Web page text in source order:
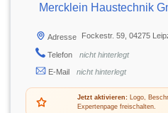
Mercklein Haustechnik
Adresse Fockestr. 59, 04275
Telefon
nicht hinterlegt
E-Mail
nicht hinterlegt
Jetzt aktivieren:Logo,
Expertenpage freischalten.